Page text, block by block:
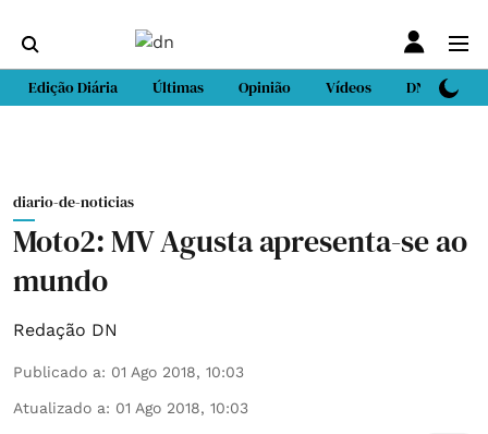
Edição Diária Últimas Opinião Vídeos DN Sport
diario-de-noticias
Moto2: MV Agusta apresenta-se ao
mundo
Redação DN
Publicado a: 01 Ago 2018, 10:03
Atualizado a: 01 Ago 2018, 10:03